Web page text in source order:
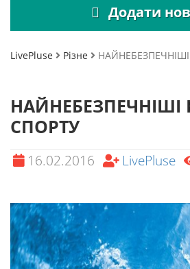
Додати
LivePluse Різне
СПОРТУ
16.02.2016 LivePluse